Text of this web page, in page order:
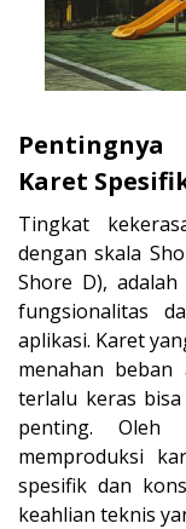
Karet
Tingkat
dengan skala
Shore D),
fungsionalitas
aplikasi. Karet
menahan
terlalu keras
penting. Oleh
memproduksi
spesifik dan
keahlian teknis